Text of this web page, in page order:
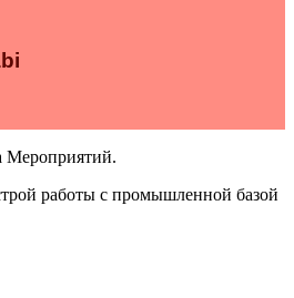
Мероприятий.
работы с промышленной базой